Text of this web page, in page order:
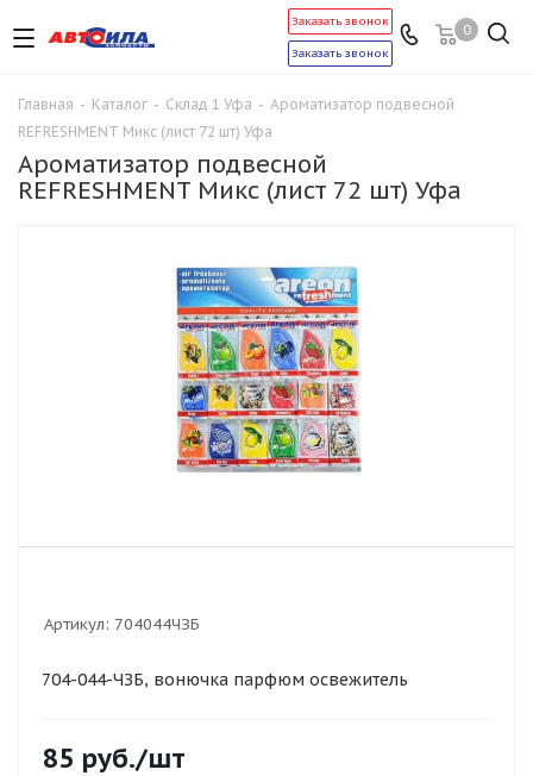
0
Заказать звонок
Заказать звонок
Главная - Каталог - Склад 1 Уфа - Ароматизатор подвесной
REFRESHMENT Микс (лист 72 шт) Уфа
Ароматизатор подвесной
REFRESHMENT Микс (лист 72 шт) Уфа
Артикул: 704044ЧЗБ
704-044-ЧЗБ, вонючка парфюм освежитель
85 руб./шт